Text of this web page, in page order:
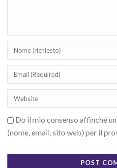
Do il mio consenso affinché
(nome, email, sito web) per il